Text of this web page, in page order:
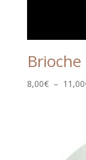
8,00€ – 11,00